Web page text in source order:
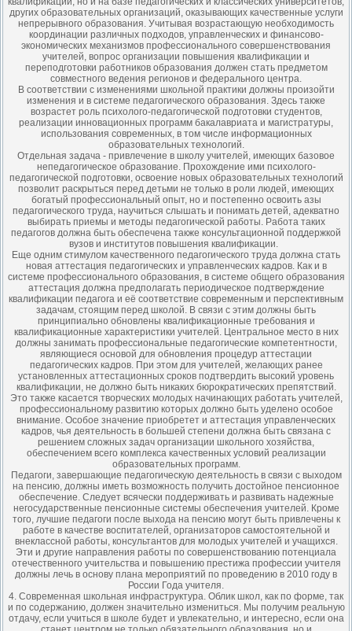
других образовательных организаций, оказывающих качественные услуги
непрерывного образования. Учитывая возрастающую необходимость
координации различных подходов, управленческих и финансово-
экономических механизмов профессионального совершенствования
учителей, вопрос организации повышения квалификации и
переподготовки работников образования должен стать предметом
совместного ведения регионов и федерального центра.
В соответствии с изменениями школьной практики должны произойти
изменения и в системе педагогического образования. Здесь также
возрастет роль психолого-педагогической подготовки студентов,
реализации инновационных программ бакалавриата и магистратуры,
использования современных, в том числе информационных
образовательных технологий.
Отдельная задача - привлечение в школу учителей, имеющих базовое
непедагогическое образование. Прохождение ими психолого-
педагогической подготовки, освоение новых образовательных технологий
позволит раскрыться перед детьми не только в роли людей, имеющих
богатый профессиональный опыт, но и постепенно освоить азы
педагогического труда, научиться слышать и понимать детей, адекватно
выбирать приемы и методы педагогической работы. Работа таких
педагогов должна быть обеспечена также консультационной поддержкой
вузов и институтов повышения квалификации.
Еще одним стимулом качественного педагогического труда должна стать
новая аттестация педагогических и управленческих кадров. Как и в
системе профессионального образования, в системе общего образования
аттестация должна предполагать периодическое подтверждение
квалификации педагога и её соответствие современным и перспективным
задачам, стоящим перед школой. В связи с этим должны быть
принципиально обновлены квалификационные требования и
квалификационные характеристики учителей. Центральное место в них
должны занимать профессиональные педагогические компетентности,
являющиеся основой для обновления процедур аттестации
педагогических кадров. При этом для учителей, желающих ранее
установленных аттестационных сроков подтвердить высокий уровень
квалификации, не должно быть никаких бюрократических препятствий.
Это также касается творческих молодых начинающих работать учителей,
профессиональному развитию которых должно быть уделено особое
внимание. Особое значение приобретет и аттестация управленческих
кадров, чья деятельность в большей степени должна быть связана с
решением сложных задач организации школьного хозяйства,
обеспечением всего комплекса качественных условий реализации
образовательных программ.
Педагоги, завершающие педагогическую деятельность в связи с выходом
на пенсию, должны иметь возможность получить достойное пенсионное
обеспечение. Следует всячески поддерживать и развивать надежные
негосударственные пенсионные системы обеспечения учителей. Кроме
того, лучшие педагоги после выхода на пенсию могут быть привлечены к
работе в качестве воспитателей, организаторов самостоятельной и
внеклассной работы, консультантов для молодых учителей и учащихся.
Эти и другие направления работы по совершенствованию потенциала
отечественного учительства и повышению престижа профессии учителя
должны лечь в основу плана мероприятий по проведению в 2010 году в
России Года учителя.
4. Современная школьная инфраструктура. Облик школ, как по форме, так
и по содержанию, должен значительно измениться. Мы получим реальную
отдачу, если учиться в школе будет и увлекательно, и интересно, если она